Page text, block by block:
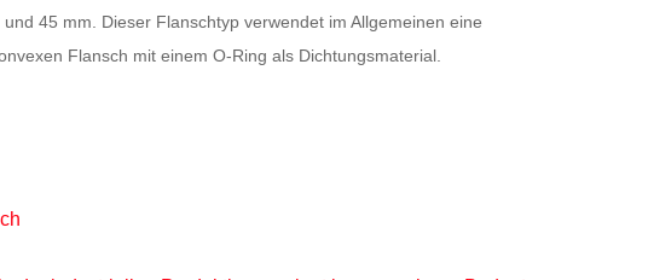
45 mm. Dieser Flanschtyp verwendet im Allgemeinen eine
Flansch mit einem O-Ring als Dichtungsmaterial.